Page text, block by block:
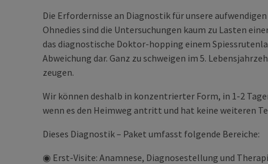
Die Erfordernisse an Diagnostik für unsere
Ohnedies sind die Untersuchungen kaum zu Lasten
das diagnostische Doktor-hopping einem
Abweichung dar. Ganz zu schweigen im 5.
zeugen.
Wir können deshalb in konzentrierter Form, in 1-2
wenn es den Heimweg antritt und hat keine weiteren
Dieses Diagnostik – Paket umfasst folgende Bereiche:
◉ Erst-Visite: Anamnese, Diagnosestellung und